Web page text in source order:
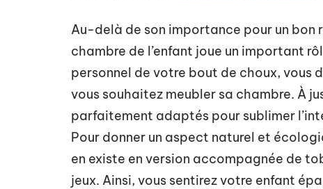
Au-delà de son importance pour un bon
chambre de l’enfant joue un important
personnel de votre bout de choux, vous
vous souhaitez meubler sa chambre. À
parfaitement adaptés pour sublimer
Pour donner un aspect naturel et
en existe en version accompagnée de
jeux. Ainsi, vous sentirez votre enfant